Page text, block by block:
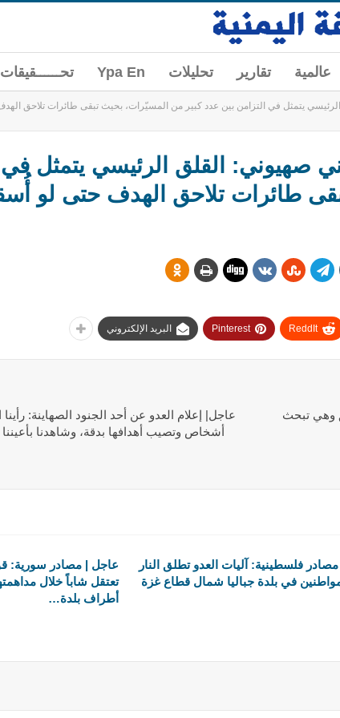
عالمية تقارير تحليلات Ypa En تحــــــقيقات
يتمثل في التزامن بين عدد كبير من المسيّرات، بحيث تبقى طائرات تلاحق
صهيوني: القلق الرئيسي يتمثل في
طائرات تلاحق الهدف حتى لو
ReddIt
Pinterest البريد الإلكتروني
وهي تبحث
عاجل| إعلام العدو عن أحد الجنود الصهاينة:
أشخاص وتصيب أهدافها بدقة، وشاهدنا
فلسطينية: آليات العدو تطلق النار
في بلدة جباليا شمال قطاع غزة
عاجل | مصادر سورية:
تعتقل شاباً خلال
أطراف بلدة…